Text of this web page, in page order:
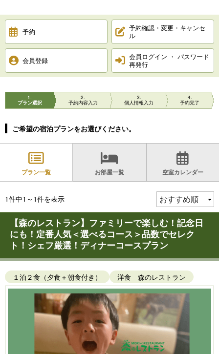
予約
予約確認・変更・キャンセ
ル
会員登録
会員ログイン ・ パスワード
再発行
1
プラン選択
2
予約内容入力
3
個人情報入力
4
予約完了
ご希望の宿泊プランをお選びください。
プラン一覧 お部屋一覧 空室カレンダー
1件中1～1件を表示
【森のレストラン】ファミリーで楽しむ！記念日
にも！定番人気＜選べるコース＞品数でセレク
ト！シェフ厳選！ディナーコースプラン
１泊２食（夕食＋朝食付き） 洋食 森のレストラン